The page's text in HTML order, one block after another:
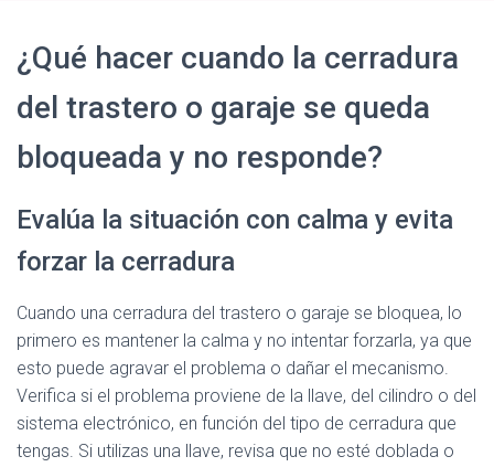
G
¿Qué hacer cuando la cerradura
del trastero o garaje se queda
bloqueada y no responde?
Evalúa la situación con calma y evita
forzar la cerradura
Cuando una cerradura del trastero o garaje se bloquea, lo
primero es mantener la calma y no intentar forzarla, ya que
esto puede agravar el problema o dañar el mecanismo.
Verifica si el problema proviene de la llave, del cilindro o del
sistema electrónico, en función del tipo de cerradura que
tengas. Si utilizas una llave, revisa que no esté doblada o